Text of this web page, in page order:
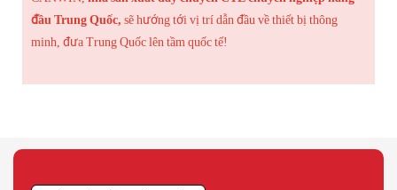
đầu Trung Quốc, sẽ hướng tới vị trí dẫn đầu về thiết bị thông
minh, đưa Trung Quốc lên tầm quốc tế!